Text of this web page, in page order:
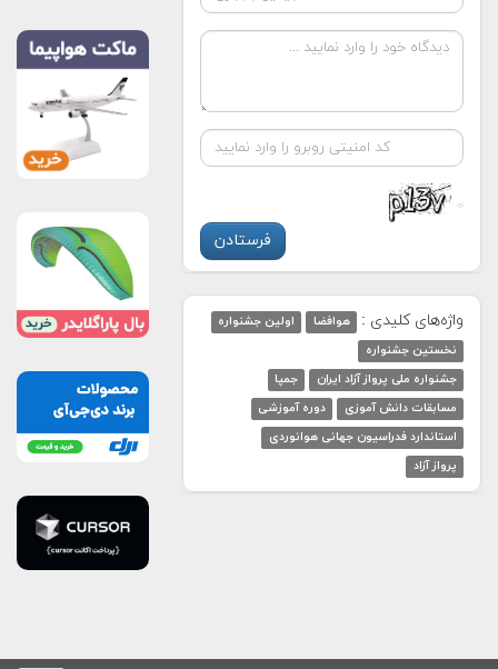
واژه‌های کلیدی : هوافضا
اولین جشنواره
نخستین جشنواره
جشنواره ملی پرواز آزاد ایران
جمپا
مسابقات دانش آموزی
دوره آموزشی
استاندارد فدراسیون جهانی هوانوردی
پرواز آزاد